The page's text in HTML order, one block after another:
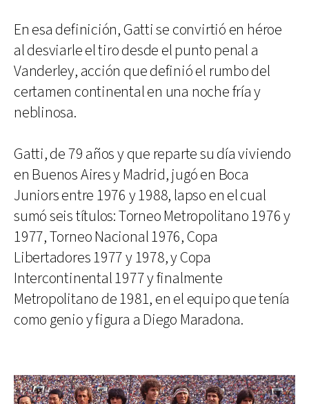
En esa definición, Gatti se convirtió en héroe
al desviarle el tiro desde el punto penal a
Vanderley, acción que definió el rumbo del
certamen continental en una noche fría y
neblinosa.
Gatti, de 79 años y que reparte su día viviendo
en Buenos Aires y Madrid, jugó en Boca
Juniors entre 1976 y 1988, lapso en el cual
sumó seis títulos: Torneo Metropolitano 1976 y
1977, Torneo Nacional 1976, Copa
Libertadores 1977 y 1978, y Copa
Intercontinental 1977 y finalmente
Metropolitano de 1981, en el equipo que tenía
como genio y figura a Diego Maradona.